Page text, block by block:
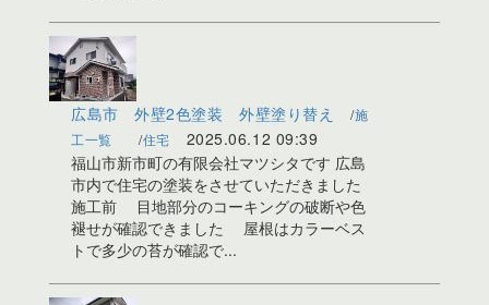
広島市 外壁2色塗装 外壁塗り替え
施
工一覧
住宅
2025.06.12 09:39
福山市新市町の有限会社マツシタです 広島
市内で住宅の塗装をさせていただきました
施工前 目地部分のコーキングの破断や色
褪せが確認できました 屋根はカラーベス
トで多少の苔が確認で...